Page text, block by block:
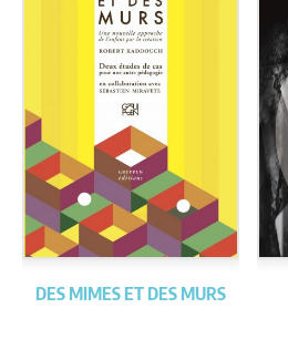
DES MIMES ET DES MURS